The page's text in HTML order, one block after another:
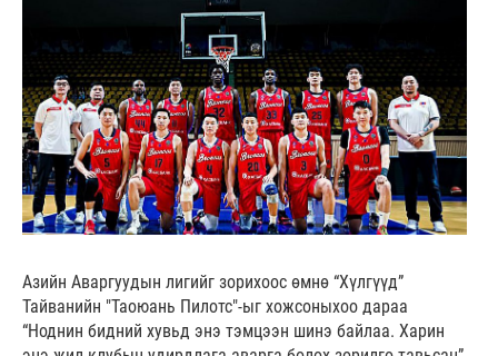
Азийн Аваргуудын лигийг зорихоос өмнө “Хүлгүүд”
Тайванийн "Таоюань Пилотс"-ыг хожсоныхоо дараа
“Ноднин бидний хувьд энэ тэмцээн шинэ байлаа. Харин